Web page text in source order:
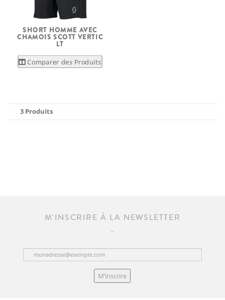
SHORT HOMME AVEC
CHAMOIS SCOTT VERTIC
LT
Comparer des Produits
3 Produits
M'INSCRIRE À LA NEWSLETTER
M’inscrire